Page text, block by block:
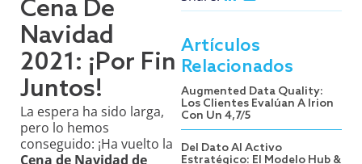
Cena De
Navidad
2021: ¡por Fin
Juntos!
La espera ha sido larga,
pero lo hemos
conseguido: ¡Ha vuelto la
Cena de Navidad de
Artículos
Relacionados
Augmented Data Quality:
Los Clientes Evalúan A Irion
Con Un 4,7/5
Del Dato Al Activo
Estratégico: El Modelo Hub &